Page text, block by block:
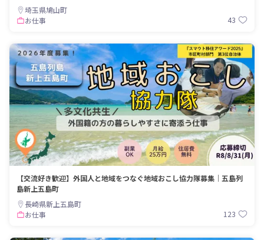
埼玉県鳩山町
お仕事
43
【交流好き歓迎】外国人と地域をつなぐ地域おこし協力隊募集｜五島列
島新上五島町
長崎県新上五島町
お仕事
123